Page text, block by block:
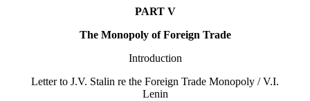
PART V
The Monopoly of Foreign Trade
Introduction
Letter to J.V. Stalin re the Foreign Trade Monopoly / V.I.
Lenin